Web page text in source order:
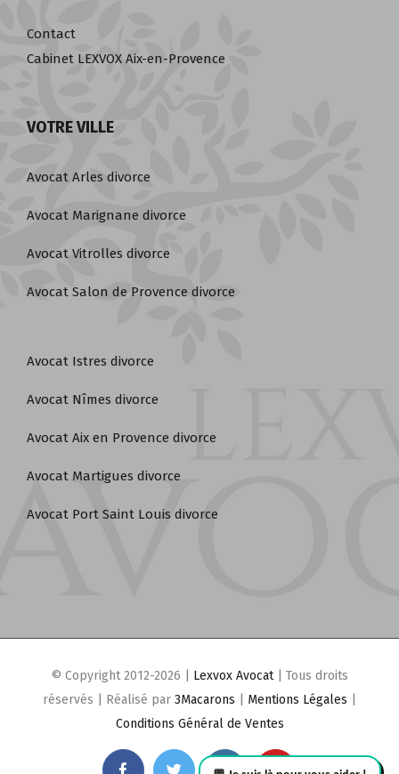
Actualités
Contact
Avocat Arles divorce
Avocat Marignane divorce
Avocat Vitrolles divorce
Avocat Istres divorce
Avocat Nîmes divorce
Avocat Aix en Provence divorce
Avocat Martigues divorce
© Copyright 2012-2026 | Lexvox Avocat
| Tous droits
Conditions Général de Ventes